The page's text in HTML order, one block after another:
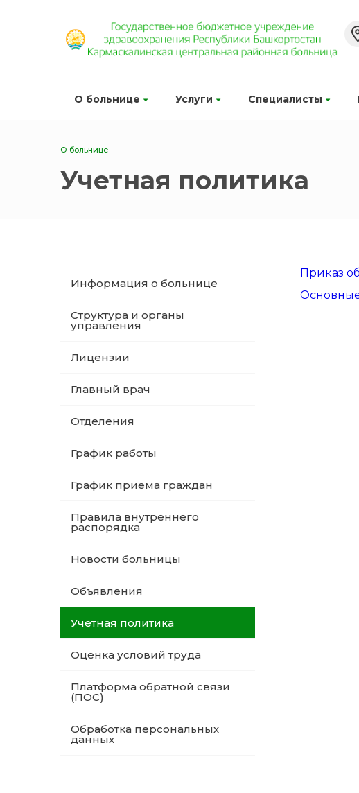
О больнице Услуги Специалисты
О больнице
Учетная политика
Информация о больнице
Структура и органы
управления
Лицензии
Главный врач
Отделения
График работы
График приема граждан
Правила внутреннего
распорядка
Новости больницы
Объявления
Учетная политика
Оценка условий труда
Платформа обратной связи
(ПОС)
Обработка персональных
данных
Приказ